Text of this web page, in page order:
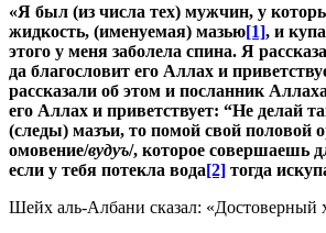
«Я был (из числа тех) мужчин, у
жидкость, (именуемая) мазью[1], и
этого у меня заболела спина. Я
да благословит его Аллах и
рассказали об этом и посланник
его Аллах и приветствует: “Не делай
(следы) мазъи, то помой свой половой
омовение/вудуъ/, которое совершаешь
если у тебя потекла вода[2] тогда
Шейх аль-Албани сказал: «Достоверный